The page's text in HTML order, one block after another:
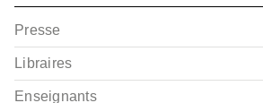
Presse
Libraires
Enseignants